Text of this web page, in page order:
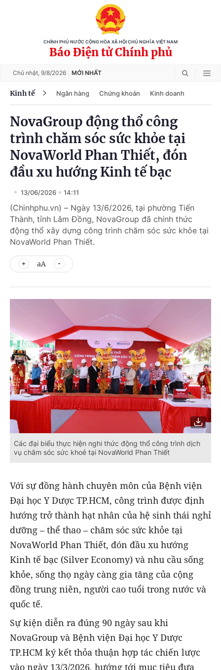
CHÍNH PHỦ NƯỚC CỘNG HÒA XÃ HỘI CHỦ NGHĨA VIỆT NAM
Báo Điện tử Chính phủ
Chủ nhật, 9/8/2026 MỚI NHẤT
Kinh tế Ngân hàng Chứng khoán Kinh doanh
NovaGroup động thổ công
trình chăm sóc sức khỏe tại
NovaWorld Phan Thiết, đón
đầu xu hướng Kinh tế bạc
13/06/2026 14:11
(Chinhphu.vn) – Ngày 13/6/2026, tại phường Tiến
Thành, tỉnh Lâm Đồng, NovaGroup đã chính thức
động thổ xây dựng công trình chăm sóc sức khỏe tại
NovaWorld Phan Thiết.
aA
Các đại biểu thực hiện nghi thức động thổ công trình dịch
vụ chăm sóc sức khoẻ tại NovaWorld Phan Thiết
Với sự đồng hành chuyên môn của Bệnh viện
Đại học Y Dược TP.HCM, công trình được định
hướng trở thành hạt nhân của hệ sinh thái nghỉ
dưỡng – thể thao – chăm sóc sức khỏe tại
NovaWorld Phan Thiết, đón đầu xu hướng
Kinh tế bạc (Silver Economy) và nhu cầu sống
khỏe, sống thọ ngày càng gia tăng của cộng
đồng trung niên, người cao tuổi trong nước và
quốc tế.
Sự kiện diễn ra đúng 90 ngày sau khi
NovaGroup và Bệnh viện Đại học Y Dược
TP.HCM ký kết thỏa thuận hợp tác chiến lược
vào ngày 13/3/2026, hướng tới mục tiêu đưa